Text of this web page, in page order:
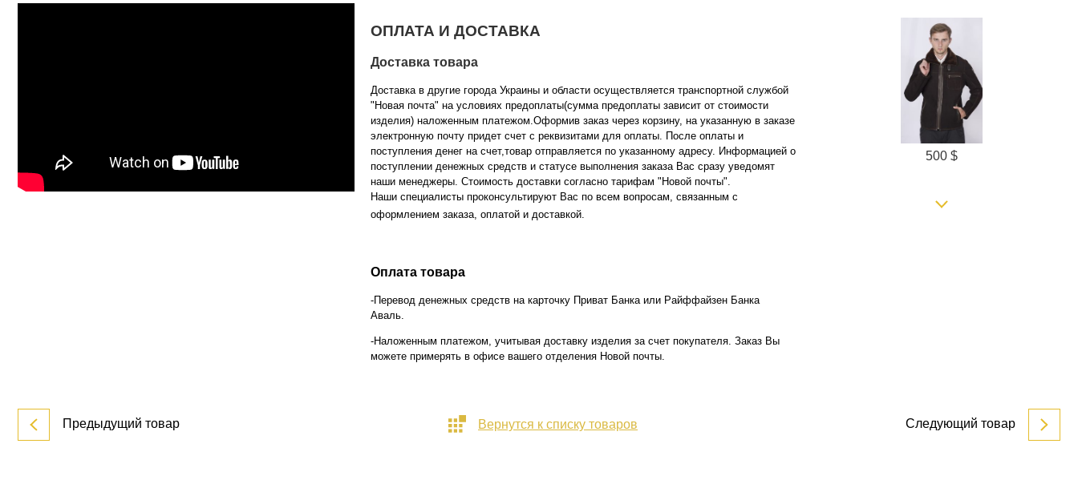
ОПЛАТА И ДОСТАВКА
Доставка товара
Доставка в другие города Украины и области осуществляется транспортной службой
"Новая почта" на условиях предоплаты(сумма предоплаты зависит от стоимости
изделия) наложенным платежом.Оформив заказ через корзину, на указанную в заказе
электронную почту придет счет с реквизитами для оплаты. После оплаты и
поступления денег на счет,товар отправляется по указанному адресу. Информацией о
поступлении денежных средств и статусе выполнения заказа Вас сразу уведомят
наши менеджеры. Стоимость доставки согласно тарифам "Новой почты".
Наши специалисты проконсультируют Вас по всем вопросам, связанным с
оформлением заказа, оплатой и доставкой.
Оплата товара
-Перевод денежных средств на карточку Приват Банка или Райффайзен Банка
Аваль.
-Наложенным платежом, учитывая доставку изделия за счет покупателя. Заказ Вы
можете примерять в офисе вашего отделения Новой почты.
Вернутся к списку товаров
Предыдущий товар Следующий товар
500 $